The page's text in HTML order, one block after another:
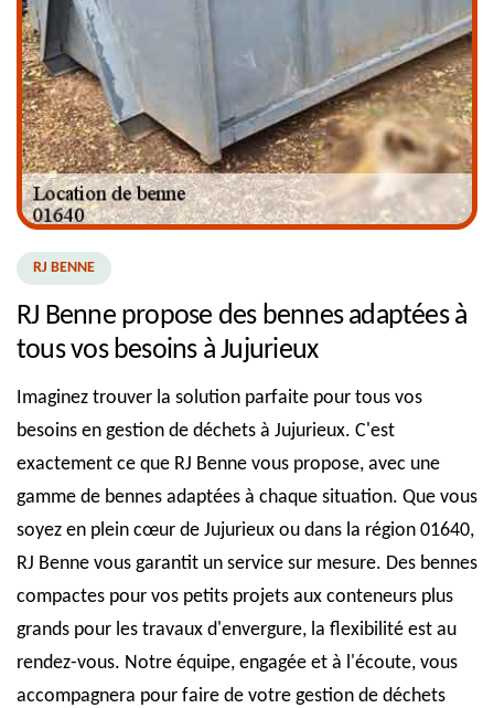
RJ BENNE
RJ Benne propose des bennes adaptées à
tous vos besoins à Jujurieux
Imaginez trouver la solution parfaite pour tous vos
besoins en gestion de déchets à Jujurieux. C'est
exactement ce que RJ Benne vous propose, avec une
gamme de bennes adaptées à chaque situation. Que vous
soyez en plein cœur de Jujurieux ou dans la région 01640,
RJ Benne vous garantit un service sur mesure. Des bennes
compactes pour vos petits projets aux conteneurs plus
grands pour les travaux d'envergure, la flexibilité est au
rendez-vous. Notre équipe, engagée et à l'écoute, vous
accompagnera pour faire de votre gestion de déchets